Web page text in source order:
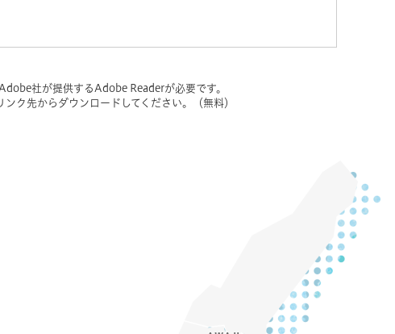
社が提供するAdobe Readerが必要です。
ク先からダウンロードしてください。（無料）